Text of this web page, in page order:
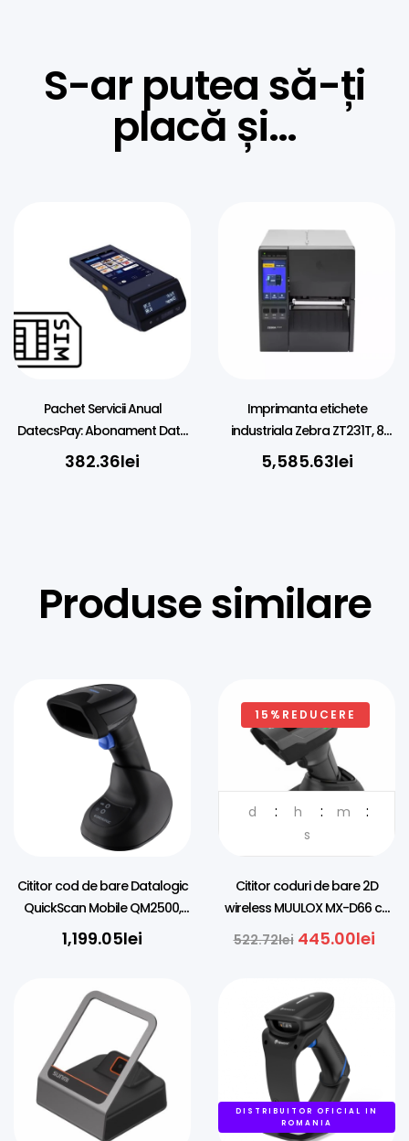
S-ar putea să-ți
placă și…
Pachet Servicii Anual
DatecsPay: Abonament Date
SIM (2GB) TMS, DATECS BC50
382.36lei
Imprimanta etichete
industriala Zebra ZT231T, 8
dots/mm (203 dpi), peeler,
LTU, display, USB, USB Host,
5,585.63lei
Produse similare
Cititor cod de bare Datalogic
QuickScan Mobile QM2500,
USB, 2D, USB, RS232, kit (USB)
1,199.05lei
15%REDUCERE
d h
m
s
Cititor coduri de bare 2D
wireless MUULOX MX-D66 cu
cradle
522.72lei 445.00lei
DISTRIBUITOR OFICIAL IN
ROMANIA